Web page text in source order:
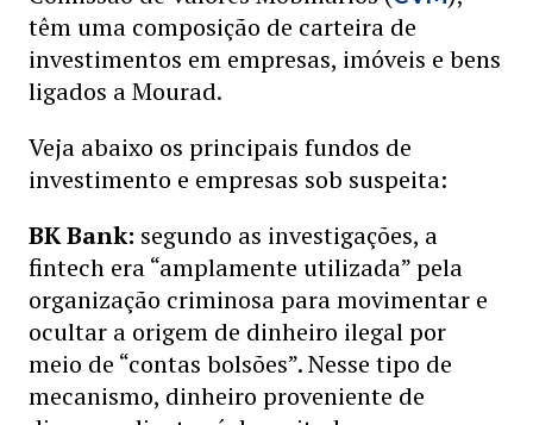
têm uma composição de carteira de
investimentos em empresas, imóveis e bens
ligados a Mourad.
Veja abaixo os principais fundos de
investimento e empresas sob suspeita:
BK Bank: segundo as investigações, a
fintech era “amplamente utilizada” pela
organização criminosa para movimentar e
ocultar a origem de dinheiro ilegal por
meio de “contas bolsões”. Nesse tipo de
mecanismo, dinheiro proveniente de